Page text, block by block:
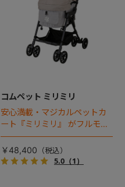
コムペット ミリミリ
安心満載・マジカルペットカ
ート『ミリミリ』 がフルモデ
ルチェンジ。 新機能「マジカ
ルフォールディング」搭載
￥48,400
5.0（1）